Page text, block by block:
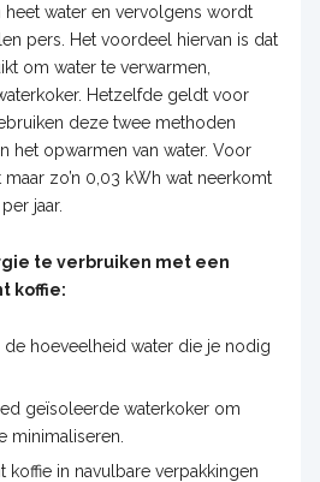
heet water en vervolgens wordt
pers. Het voordeel hiervan is dat
om water te verwarmen,
Hetzelfde geldt voor
deze twee methoden
het opwarmen van water. Voor
zo’n 0,03 kWh wat neerkomt
jaar.
te verbruiken met een
koffie:
de hoeveelheid water die je nodig
geïsoleerde waterkoker om
minimaliseren.
koffie in navulbare verpakkingen